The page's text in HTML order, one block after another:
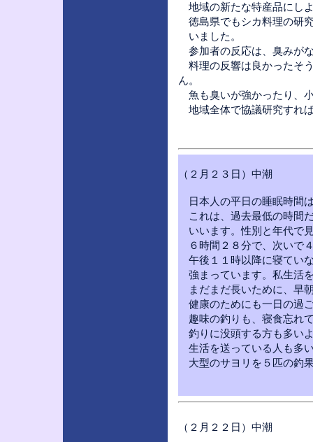
地域の新たな特産品にし
徳島県でもシカ料理の研
いました。
参加者の反応は、臭みが
料理の反響は良かったそ
ん。
魚も臭いが強かったり、
地域全体で協議研究すれ
（２月２３日）中潮
日本人の平日の睡眠時間
これは、過去最低の時間
いいます。性別と年代で
６時間２８分で、次いで
午後１１時以降に寝てい
強まっています。私生活
まだまだ長いために、早
健康のためにも一日の過
趣味の釣りも、寝食忘れ
釣りに没頭する方も多い
生活を送っている人も多
大型のサヨリを５匹の釣
（２月２２日）中潮